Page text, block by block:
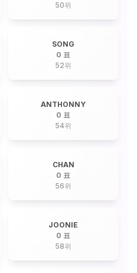
50위
SONG
0 표
52위
ANTHONNY
0 표
54위
CHAN
0 표
56위
JOONIE
0 표
58위